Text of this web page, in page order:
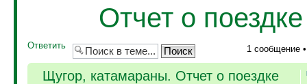
Отчет о поездке
Ответить 1 сообщение
Щугор, катамараны. Отчет о поездке